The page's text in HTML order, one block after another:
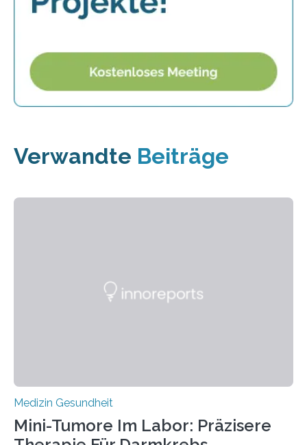
Verwandte Beiträge
Medizin Gesundheit
Mini-Tumore Im Labor: Präzisere